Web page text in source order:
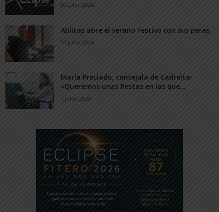
20 julio, 2026
Ablitas abre el verano festivo con sus peras
11 julio, 2026
María Preciado, concejala de Cadreita:
«Queremos unas fiestas en las que...
7 julio, 2026